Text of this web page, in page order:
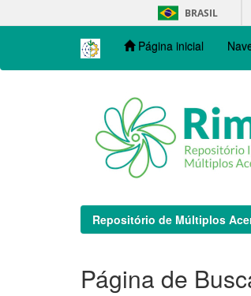
navigation
BRASIL
Página inicial
Repositório de Múltiplos
Página de